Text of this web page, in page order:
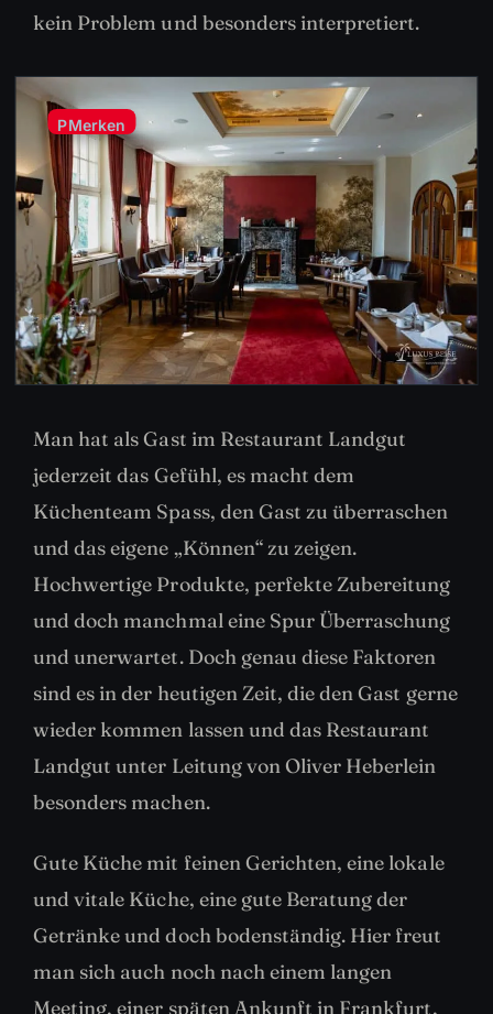
kein Problem und besonders interpretiert.
PMerken
Man hat als Gast im Restaurant Landgut
jederzeit das Gefühl, es macht dem
Küchenteam Spass, den Gast zu überraschen
und das eigene „Können“ zu zeigen.
Hochwertige Produkte, perfekte Zubereitung
und doch manchmal eine Spur Überraschung
und unerwartet. Doch genau diese Faktoren
sind es in der heutigen Zeit, die den Gast gerne
wieder kommen lassen und das Restaurant
Landgut unter Leitung von Oliver Heberlein
besonders machen.
Gute Küche mit feinen Gerichten, eine lokale
und vitale Küche, eine gute Beratung der
Getränke und doch bodenständig. Hier freut
man sich auch noch nach einem langen
Meeting, einer späten Ankunft in Frankfurt,